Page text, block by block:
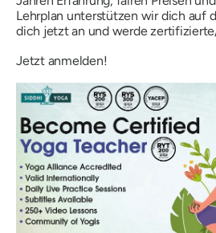
Lehrplan unterstützen wir dich auf
dich jetzt an und werde
Jetzt anmelden!